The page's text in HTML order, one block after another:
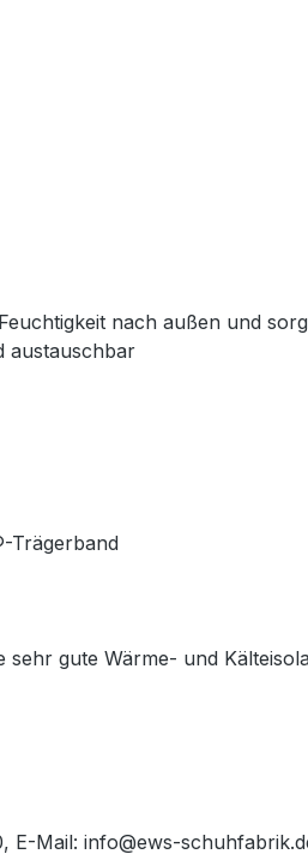
nach außen und
austauschbar
Trägerband
gute Wärme- und
E-Mail: info@ews-